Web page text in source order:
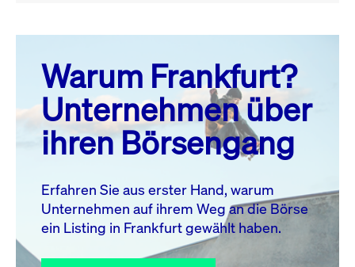
August 26
MO. DI. MI. DO. FR. SA. SO.
1
2
3
4 5 6 7 8
10 11 13 14
17
18 19 20 21 22
23
27 28
Warum Frankfurt?
Unternehmen über
ihren Börsengang
Erfahren Sie aus erster Hand, warum
Unternehmen auf ihrem Weg an die Börse
ein Listing in Frankfurt gewählt haben.